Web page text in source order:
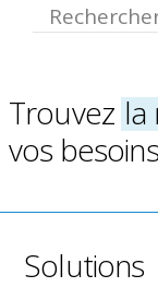
Trouvez la
vos besoins
Solutions